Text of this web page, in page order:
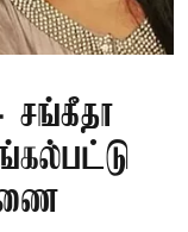
சங்கீதா